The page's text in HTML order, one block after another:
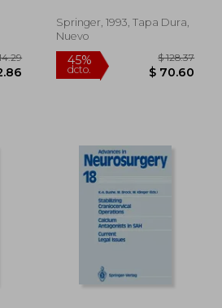
45%
dcto.
Yoshiharu
Springer, 1993, Tapa Dura,
Nuevo